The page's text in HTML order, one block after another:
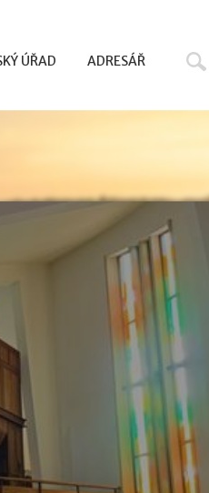
ÚŘAD ADRESÁŘ